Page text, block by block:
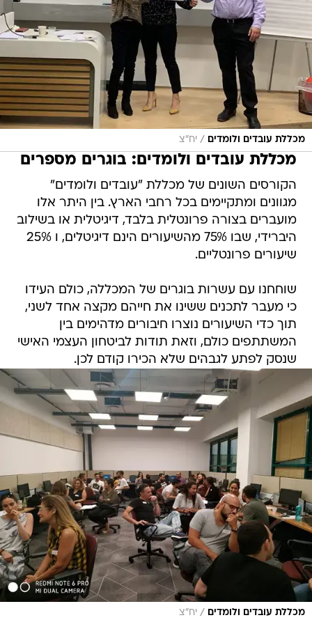
מכללת עובדים ולומדים / יח"צ
מכללת עובדים ולומדים: בוגרים מספרים
הקורסים השונים של מכללת "עובדים ולומדים"
מגוונים ומתקיימים בכל רחבי הארץ. בין היתר אלו
מועברים בצורה פרונטלית בלבד, דיגיטלית או בשילוב
היברידי, שבו 75% מהשיעורים הינם דיגיטלים, ו 25%
שיעורים פרונטליים.
שוחחנו עם עשרות בוגרים של המכללה, כולם העידו
כי מעבר לתכנים ששינו את חייהם מקצה אחד לשני,
תוך כדי השיעורים נוצרו חיבורים מדהימים בין
המשתתפים כולם, וזאת תודות לביטחון העצמי האישי
שנסק לפתע לגבהים שלא הכירו קודם לכן.
מכללת עובדים ולומדים / יח"צ